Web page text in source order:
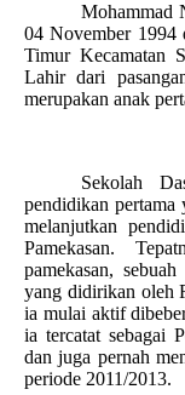
Mohammad
04 November 1994
Timur Kecamatan
Lahir dari
merupakan anak
Sekolah
pendidikan pertama
melanjutkan
Pamekasan.
pamekasan,
yang didirikan oleh
ia mulai aktif
ia tercatat sebagai
dan juga pernah
periode 2011/2013.